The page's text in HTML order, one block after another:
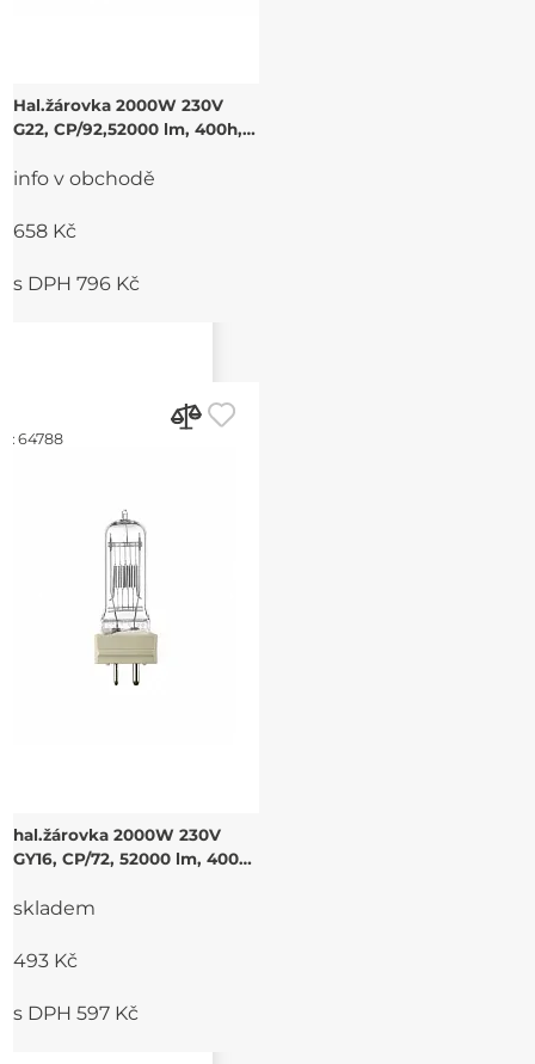
Hal.žárovka 2000W 230V
G22, CP/92,52000 lm, 400h,
info v obchodě
658 Kč
s DPH 796 Kč
64788
hal.žárovka 2000W 230V
GY16, CP/72, 52000 lm, 400h,
skladem
493 Kč
s DPH 597 Kč